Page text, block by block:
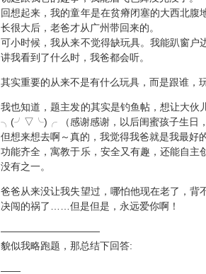
回想起来，我的童年是在贫瘠闭塞的大西北腹
长很大后，老爸才从广州带回来的。
可小时候，我从来不觉得缺玩具。我能趴窗户
讲我看到了什么时，我爸都会听。
其实重要的从来不是有什么玩具，而是跟谁，
我也知道，题主发的其实是钓鱼帖，想让大伙
╮(╯▽╰)╭ （感谢感谢，以后闺蜜孩子生日，
但想来想去啊～真的，我觉得我爸就是我最好
功能齐全，寓教于乐，安全又有趣，还能自主
没有之一。
爸爸从来没让我失望过，哪怕他现在老了，背
决闯的祸了……但是但是，永远爱你啊！
——————————
貌似我略跑题，那总结下回答:
——